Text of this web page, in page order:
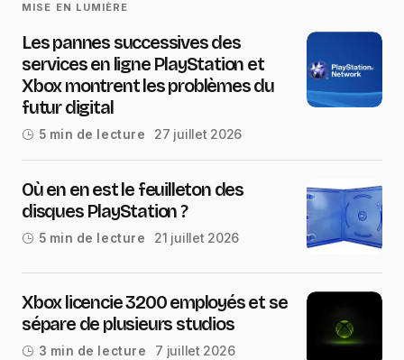
MISE EN LUMIÈRE
Les pannes successives des
services en ligne PlayStation et
Xbox montrent les problèmes du
futur digital
5 min de lecture 27 juillet 2026
Où en en est le feuilleton des
disques PlayStation ?
5 min de lecture 21 juillet 2026
Xbox licencie 3200 employés et se
sépare de plusieurs studios
3 min de lecture 7 juillet 2026